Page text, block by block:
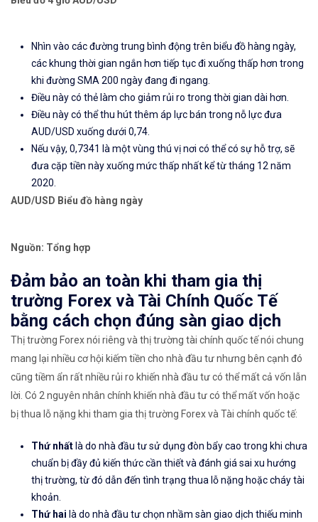
Nhìn vào các đường trung bình động trên biểu đồ hàng ngày,
các khung thời gian ngắn hơn tiếp tục đi xuống thấp hơn trong
khi đường SMA 200 ngày đang đi ngang.
Điều này có thẻ làm cho giảm rủi ro trong thời gian dài hơn.
Điều này có thể thu hút thêm áp lực bán trong nỗ lực đưa
AUD/USD xuống dưới 0,74.
Nếu vậy, 0,7341 là một vùng thú vị nơi có thể có sự hỗ trợ, sẽ
đưa cặp tiền này xuống mức thấp nhất kể từ tháng 12 năm
2020.
AUD/USD Biểu đồ hàng ngày
Nguồn: Tổng hợp
Đảm bảo an toàn khi tham gia thị
trường Forex và Tài Chính Quốc Tế
bằng cách chọn đúng sàn giao dịch
Thị trường Forex nói riêng và thị trường tài chính quốc tế nói chung
mang lại nhiều cơ hội kiếm tiền cho nhà đầu tư nhưng bên cạnh đó
cũng tiềm ẩn rất nhiều rủi ro khiến nhà đầu tư có thể mất cả vốn lẫn
lời. Có 2 nguyên nhân chính khiến nhà đầu tư có thể mất vốn hoặc
bị thua lỗ nặng khi tham gia thị trường Forex và Tài chính quốc tế:
Thứ nhất là do nhà đầu tư sử dụng đòn bẩy cao trong khi chưa
chuẩn bị đầy đủ kiến thức cần thiết và đánh giá sai xu hướng
thị trường, từ đó dẫn đến tình trạng thua lỗ nặng hoặc cháy tài
khoản.
Thứ hai là do nhà đầu tư chọn nhầm sàn giao dịch thiếu minh